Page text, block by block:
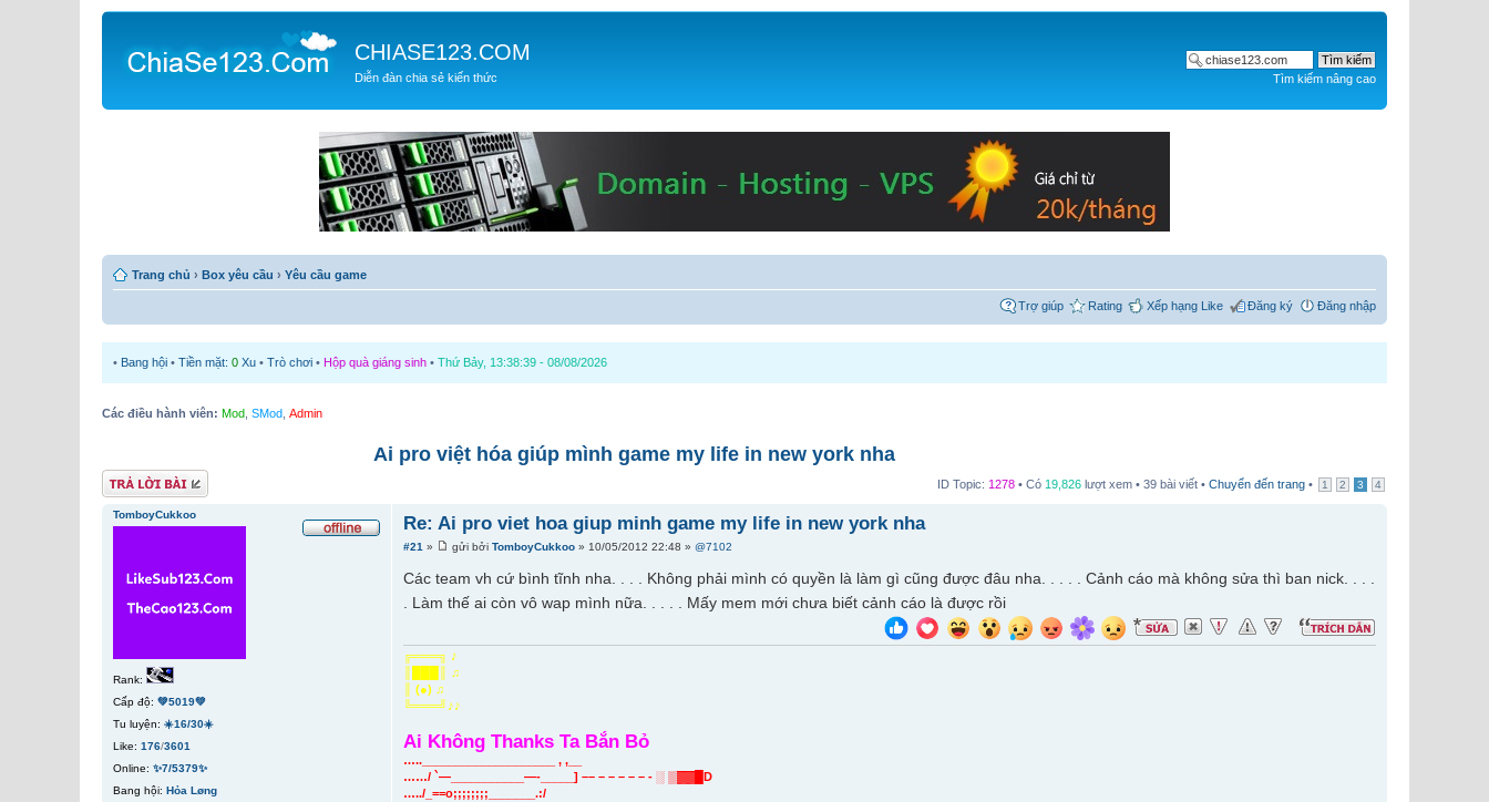
CHIASE123.COM
Diễn đàn chia sẻ kiến thức Tìm kiếm nâng cao
Trang chủ › Box yêu cầu › Yêu cầu game
Trợ giúp Rating Xếp hạng Like Đăng ký Đăng nhập
• Bang hội • Tiền mặt: 0 Xu • Trò chơi • Hộp quà giáng sinh • Thứ Bảy, 13:38:39 - 08/08/2026
Các điều hành viên: Mod SMod Admin
Ai pro việt hóa giúp mình game my life in new york nha
Gửi bài trả lời ID Topic: 1278 • Có 19,826 lượt xem • 39 bài viết • Chuyển đến trang • 1 2 3 4
Re: Ai pro viet hoa giup minh game my life in new york nha
#21 » gửi bởiTomboyCukkoo » 10/05/2012 22:48 »@7102
Các team vh cứ bình tĩnh nha. . . . Không phải mình có quyền là làm gì cũng được đâu nha. . . . . Cảnh cáo mà không sửa thì ban nick. . . .
. Làm thế ai còn vô wap mình nữa. . . . . Mấy mem mới chưa biết cảnh cáo là được rồi
╔═══╗ ♪
║███║ ♫
║ (●) ♫
╚═══╝♪♪
Ai Không Thanks Ta Bắn Bỏ
…..____________________ , ,__
……/ `—___________—-_____] –– – – – – – - ░ ▒▓▓█D
…../_==o;;;;;;;;_______.:/
TomboyCukkoo
Rank:
Cấp độ: 💚5019💚
Tu luyện: ☀️16/30☀️
Like: 176/3601
Online: ✨7/5379✨
Bang hội: Hỏa Løng